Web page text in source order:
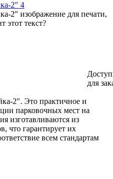
для
2". Это практичное и
парковочных мест на
изготавливаются из
что гарантирует их
всем стандартам